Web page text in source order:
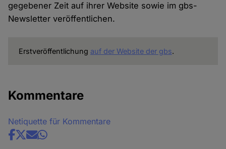
gegebener Zeit auf ihrer Website sowie im gbs-
Newsletter veröffentlichen.
Erstveröffentlichung auf der Website der gbs.
Kommentare
Netiquette für Kommentare
Share